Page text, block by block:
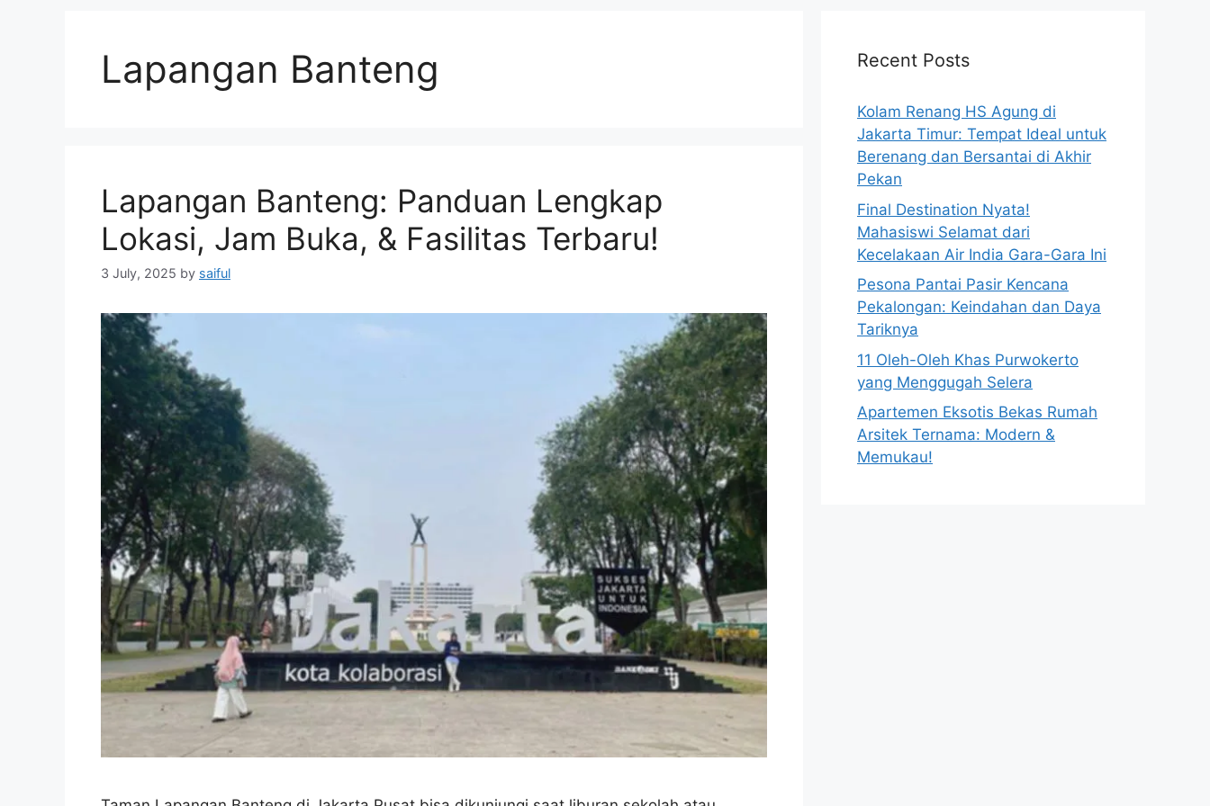
Lapangan Banteng
Lapangan Banteng: Panduan Lengkap
Lokasi, Jam Buka, & Fasilitas Terbaru!
3 July, 2025 by saiful
Recent Posts
Kolam Renang HS Agung di
Jakarta Timur: Tempat Ideal untuk
Berenang dan Bersantai di Akhir
Pekan
Final Destination Nyata!
Mahasiswi Selamat dari
Kecelakaan Air India Gara-Gara Ini
Pesona Pantai Pasir Kencana
Pekalongan: Keindahan dan Daya
Tariknya
11 Oleh-Oleh Khas Purwokerto
yang Menggugah Selera
Apartemen Eksotis Bekas Rumah
Arsitek Ternama: Modern &
Memukau!